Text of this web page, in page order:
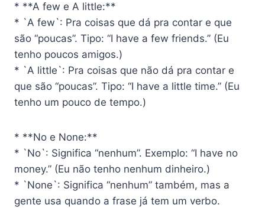
* **A few e A little:**
* `A few`: Pra coisas que dá pra contar e que
são “poucas”. Tipo: “I have a few friends.” (Eu
tenho poucos amigos.)
* `A little`: Pra coisas que não dá pra contar e
que são “poucas”. Tipo: “I have a little time.” (Eu
tenho um pouco de tempo.)
* **No e None:**
* `No`: Significa “nenhum”. Exemplo: “I have no
money.” (Eu não tenho nenhum dinheiro.)
* `None`: Significa “nenhum” também, mas a
gente usa quando a frase já tem um verbo.